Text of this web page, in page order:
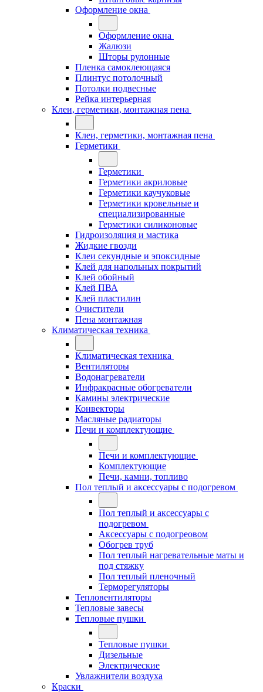
Оформление окна
Оформление окна
Жалюзи
Шторы рулонные
Пленка самоклеющаяся
Плинтус потолочный
Потолки подвесные
Рейка интерьерная
Клеи, герметики, монтажная пена
Клеи, герметики, монтажная пена
Герметики
Герметики
Герметики акриловые
Герметики каучуковые
Герметики кровельные и
специализированные
Герметики силиконовые
Гидроизоляция и мастика
Жидкие гвозди
Клеи секундные и эпоксидные
Клей для напольных покрытий
Клей обойный
Клей ПВА
Клей пластилин
Очистители
Пена монтажная
Климатическая техника
Климатическая техника
Вентиляторы
Водонагреватели
Инфракрасные обогреватели
Камины электрические
Конвекторы
Масляные радиаторы
Печи и комплектующие
Печи и комплектующие
Комплектующие
Печи, камни, топливо
Пол теплый и аксессуары с подогревом
Пол теплый и аксессуары с
подогревом
Аксессуары с подогреовом
Обогрев труб
Пол теплый нагревательные маты и
под стяжку
Пол теплый пленочный
Терморегуляторы
Тепловентиляторы
Тепловые завесы
Тепловые пушки
Тепловые пушки
Дизельные
Электрические
Увлажнители воздуха
Краски